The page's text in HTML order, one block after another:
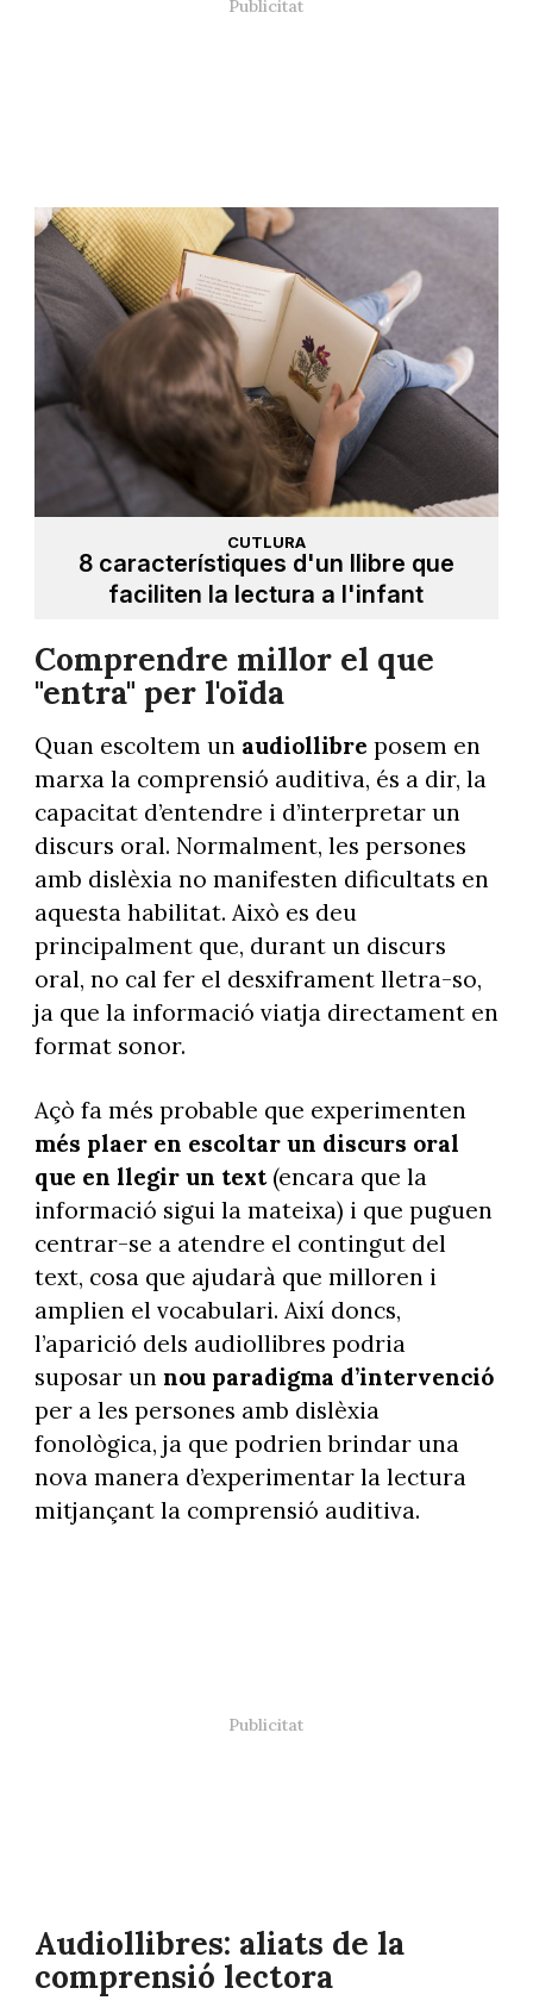
CUTLURA
8 característiques d'un llibre que
faciliten la lectura a l'infant
Comprendre millor el que
"entra" per l'oïda
Quan escoltem un audiollibre posem en
marxa la comprensió auditiva, és a dir, la
capacitat d’entendre i d’interpretar un
discurs oral. Normalment, les persones
amb dislèxia no manifesten dificultats en
aquesta habilitat. Això es deu
principalment que, durant un discurs
oral, no cal fer el desxiframent lletra-so,
ja que la informació viatja directament en
format sonor.
Açò fa més probable que experimenten
més plaer en escoltar un discurs oral
que en llegir un text(encara que la
informació sigui la mateixa) i que puguen
centrar-se a atendre el contingut del
text, cosa que ajudarà que milloren i
amplien el vocabulari. Així doncs,
l’aparició dels audiollibres podria
suposar un nou paradigma d’intervenció
per a les persones amb dislèxia
fonològica, ja que podrien brindar una
nova manera d’experimentar la lectura
mitjançant la comprensió auditiva.
Audiollibres: aliats de la
comprensió lectora